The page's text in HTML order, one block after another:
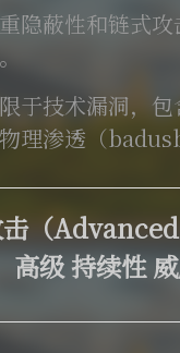
隐蔽性和链式
于技术漏洞，
理渗透（
（
高级 持续性